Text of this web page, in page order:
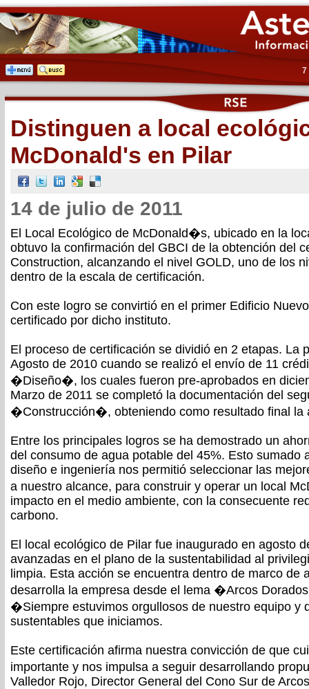
7
Distinguen a local
McDonald's en Pilar
14 de julio de 2011
El Local Ecológico de McDonald�s, ubicado en la
obtuvo la confirmación del GBCI de la obtención del
Construction, alcanzando el nivel GOLD, uno de los
dentro de la escala de certificación.
Con este logro se convirtió en el primer Edificio
certificado por dicho instituto.
El proceso de certificación se dividió en 2 etapas. La
Agosto de 2010 cuando se realizó el envío de 11
�Diseño�, los cuales fueron pre-aprobados en
Marzo de 2011 se completó la documentación del
�Construcción�, obteniendo como resultado final la
Entre los principales logros se ha demostrado un
del consumo de agua potable del 45%. Esto sumado
diseño e ingeniería nos permitió seleccionar las
a nuestro alcance, para construir y operar un local
impacto en el medio ambiente, con la consecuente
carbono.
El local ecológico de Pilar fue inaugurado en agosto
avanzadas en el plano de la sustentabilidad al
limpia. Esta acción se encuentra dentro de marco de
desarrolla la empresa desde el lema �Arcos
�Siempre estuvimos orgullosos de nuestro equipo y
sustentables que iniciamos.
Este certificación afirma nuestra convicción de que
importante y nos impulsa a seguir desarrollando
Valledor Rojo, Director General del Cono Sur de